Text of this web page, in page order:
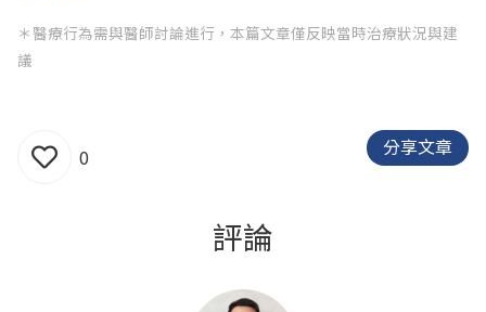
＊醫療行為需與醫師討論進行，本篇文章僅反映當時治療狀況與建
議
0 分享文章
評論